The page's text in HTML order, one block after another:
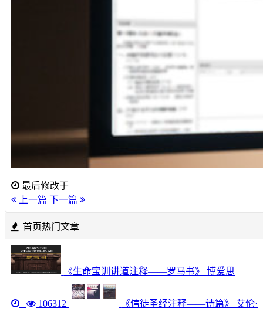
最后修改于
上一篇 下一篇
首页热门文章
《生命宝训讲道注释——罗马书》 博爱思
106312
《信徒圣经注释——诗篇》 艾伦·